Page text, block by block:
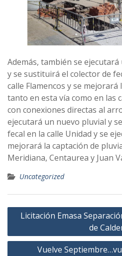
Además, también se
y se sustituirá el colector de
calle Flamencos y se
tanto en esta vía como en las
con conexiones directas al
ejecutará un nuevo pluvial y
fecal en la calle Unidad y se
mejorará la captación de
Meridiana, Centaurea y Juan
Uncategorized
Navegación
entradas
Licitación Emasa
de
Vuelve